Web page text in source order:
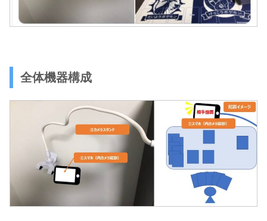
全体機器構成